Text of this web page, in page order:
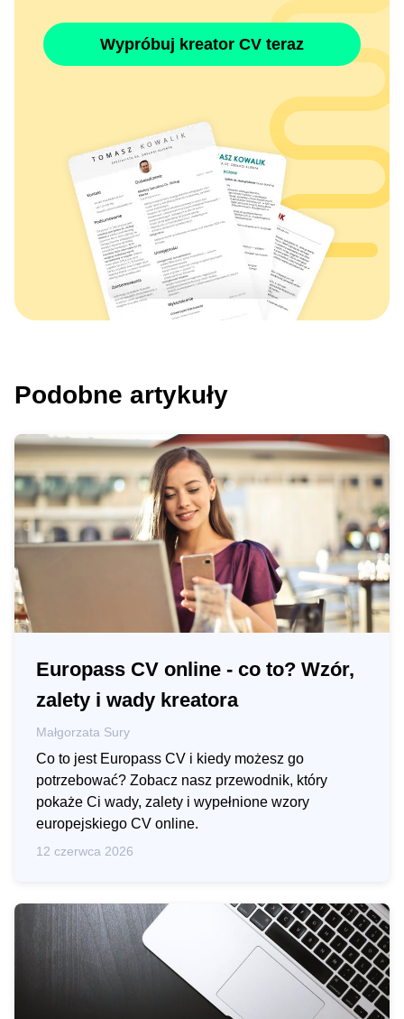
Wypróbuj kreator CV teraz
Podobne artykuły
Europass CV online - co to? Wzór,
zalety i wady kreatora
Małgorzata Sury
Co to jest Europass CV i kiedy możesz go
potrzebować? Zobacz nasz przewodnik, który
pokaże Ci wady, zalety i wypełnione wzory
europejskiego CV online.
12 czerwca 2026